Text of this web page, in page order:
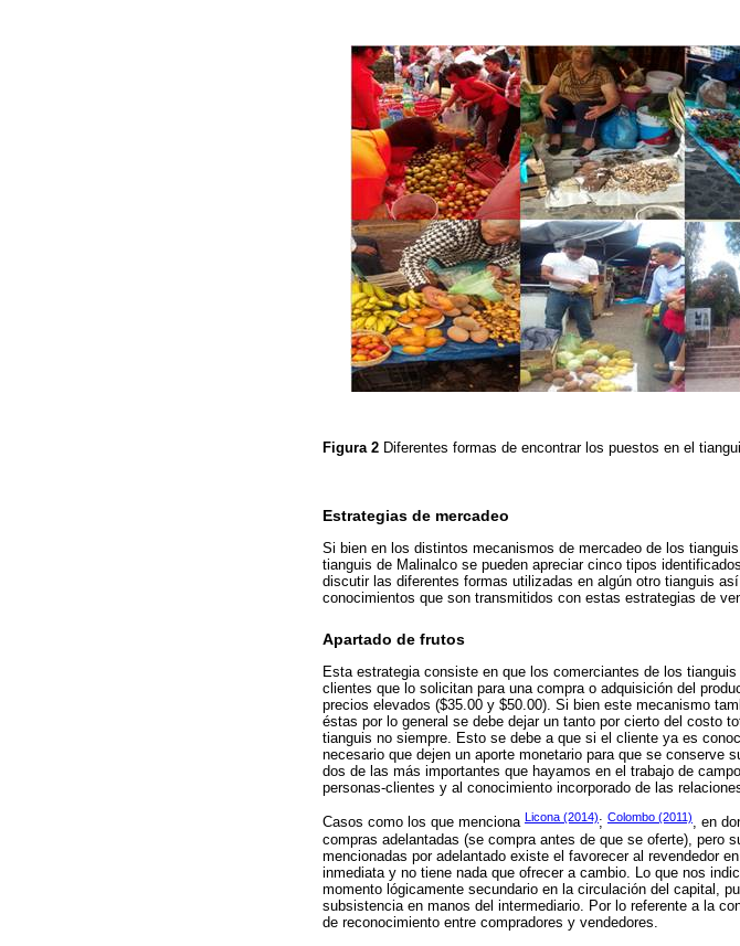
Figura 2 Diferentes formas de encontrar los puestos en el
Estrategias de mercadeo
Si bien en los distintos mecanismos de mercadeo de los
tianguis de Malinalco se pueden apreciar cinco tipos
discutir las diferentes formas utilizadas en algún otro tianguis
conocimientos que son transmitidos con estas estrategias de
Apartado de frutos
Esta estrategia consiste en que los comerciantes de los
clientes que lo solicitan para una compra o adquisición del
precios elevados ($35.00 y $50.00). Si bien este mecanismo
éstas por lo general se debe dejar un tanto por cierto del costo
tianguis no siempre. Esto se debe a que si el cliente ya es
necesario que dejen un aporte monetario para que se conserve
dos de las más importantes que hayamos en el trabajo de
personas-clientes y al conocimiento incorporado de las
Casos como los que menciona Licona (2014); Colombo (2011), en
compras adelantadas (se compra antes de que se oferte), pero
mencionadas por adelantado existe el favorecer al revendedor
inmediata y no tiene nada que ofrecer a cambio. Lo que nos
momento lógicamente secundario en la circulación del capital,
subsistencia en manos del intermediario. Por lo referente a la
de reconocimiento entre compradores y vendedores.